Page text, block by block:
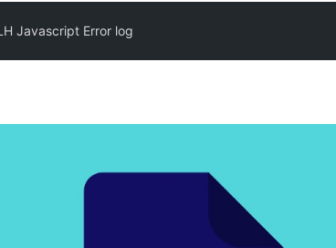
Javascript Error log